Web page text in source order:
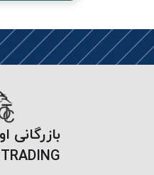
بازرگانی